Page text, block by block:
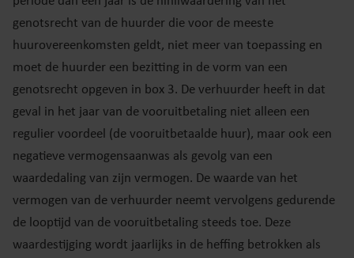
genotsrecht van de huurder die voor de meeste
huurovereenkomsten geldt, niet meer van toepassing en
moet de huurder een bezitting in de vorm van een
genotsrecht opgeven in box 3. De verhuurder heeft in dat
geval in het jaar van de vooruitbetaling niet alleen een
regulier voordeel (de vooruitbetaalde huur), maar ook een
negatieve vermogensaanwas als gevolg van een
waardedaling van zijn vermogen. De waarde van het
vermogen van de verhuurder neemt vervolgens gedurende
de looptijd van de vooruitbetaling steeds toe. Deze
waardestijging wordt jaarlijks in de heffing betrokken als